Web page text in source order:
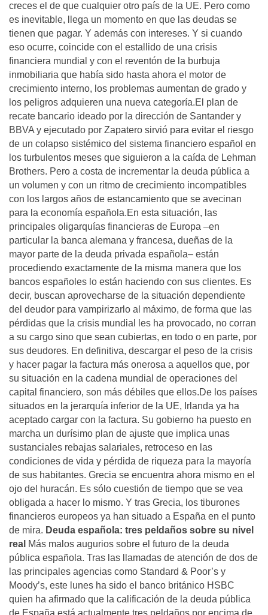
creces el de que cualquier otro país de la UE. Pero como
es inevitable, llega un momento en que las deudas se
tienen que pagar. Y además con intereses. Y si cuando
eso ocurre, coincide con el estallido de una crisis
financiera mundial y con el reventón de la burbuja
inmobiliaria que había sido hasta ahora el motor de
crecimiento interno, los problemas aumentan de grado y
los peligros adquieren una nueva categoría.El plan de
recate bancario ideado por la dirección de Santander y
BBVA y ejecutado por Zapatero sirvió para evitar el riesgo
de un colapso sistémico del sistema financiero español en
los turbulentos meses que siguieron a la caída de Lehman
Brothers. Pero a costa de incrementar la deuda pública a
un volumen y con un ritmo de crecimiento incompatibles
con los largos años de estancamiento que se avecinan
para la economía española.En esta situación, las
principales oligarquías financieras de Europa –en
particular la banca alemana y francesa, dueñas de la
mayor parte de la deuda privada española– están
procediendo exactamente de la misma manera que los
bancos españoles lo están haciendo con sus clientes. Es
decir, buscan aprovecharse de la situación dependiente
del deudor para vampirizarlo al máximo, de forma que las
pérdidas que la crisis mundial les ha provocado, no corran
a su cargo sino que sean cubiertas, en todo o en parte, por
sus deudores. En definitiva, descargar el peso de la crisis
y hacer pagar la factura más onerosa a aquellos que, por
su situación en la cadena mundial de operaciones del
capital financiero, son más débiles que ellos.De los países
situados en la jerarquía inferior de la UE, Irlanda ya ha
aceptado cargar con la factura. Su gobierno ha puesto en
marcha un durísimo plan de ajuste que implica unas
sustanciales rebajas salariales, retroceso en las
condiciones de vida y pérdida de riqueza para la mayoría
de sus habitantes. Grecia se encuentra ahora mismo en el
ojo del huracán. Es sólo cuestión de tiempo que se vea
obligada a hacer lo mismo. Y tras Grecia, los tiburones
financieros europeos ya han situado a España en el punto
de mira. Deuda española: tres peldaños sobre su nivel
real Más malos augurios sobre el futuro de la deuda
pública española. Tras las llamadas de atención de dos de
las principales agencias como Standard & Poor’s y
Moody’s, este lunes ha sido el banco británico HSBC
quien ha afirmado que la calificación de la deuda pública